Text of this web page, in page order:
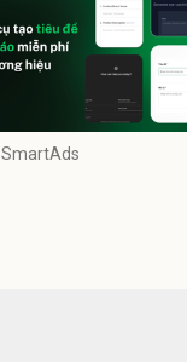
SmartAds